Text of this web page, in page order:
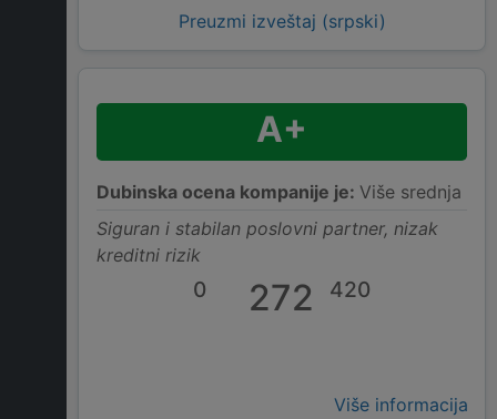
Preuzmi izveštaj (srpski)
A+
Dubinska ocena kompanije je: Više srednja
Siguran i stabilan poslovni partner, nizak
kreditni rizik
0 272 420
Više informacija